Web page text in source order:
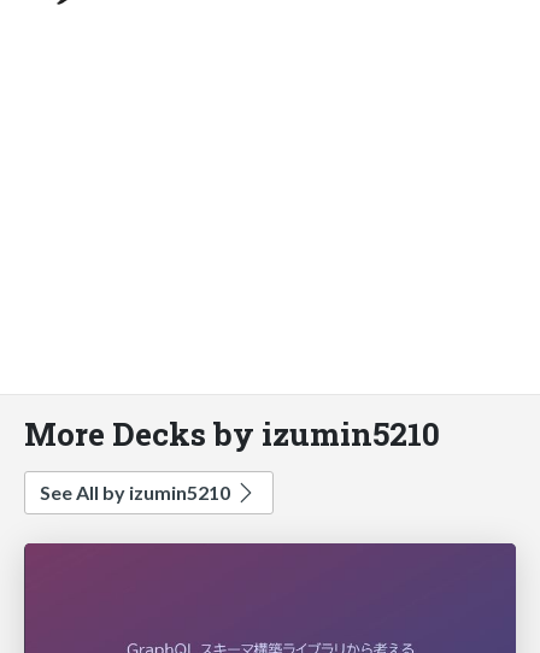
More Decks by izumin5210
See All by izumin5210